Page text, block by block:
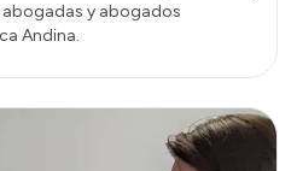
y abogados
Andina.